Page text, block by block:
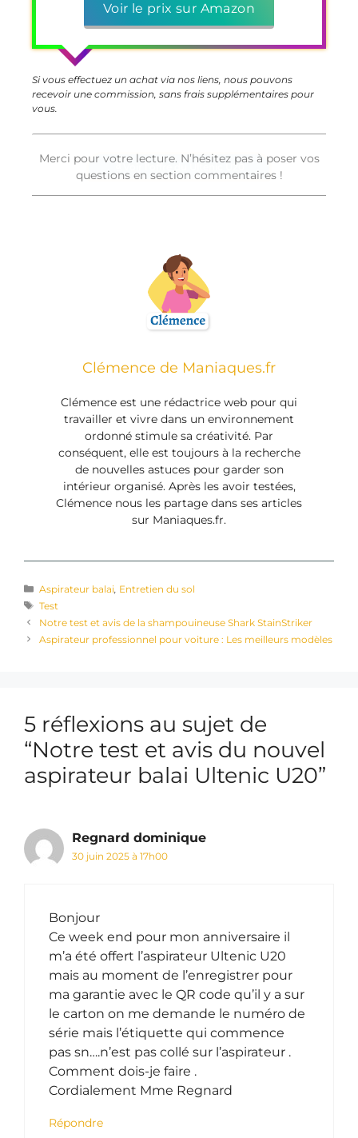
Voir le prix sur Amazon
Si vous effectuez un achat via nos liens, nous pouvons
recevoir une commission, sans frais supplémentaires pour
vous.
Voir l'offre du Ultenic U20
Merci pour votre lecture. N’hésitez pas à poser vos
questions en section commentaires !
Clémence de Maniaques.fr
Clémence est une rédactrice web pour qui
travailler et vivre dans un environnement
ordonné stimule sa créativité. Par
conséquent, elle est toujours à la recherche
de nouvelles astuces pour garder son
intérieur organisé. Après les avoir testées,
Clémence nous les partage dans ses articles
sur Maniaques.fr.
Aspirateur balai Entretien du sol
Test
Notre test et avis de la shampouineuse Shark StainStriker
Aspirateur professionnel pour voiture : Les meilleurs modèles
5 réflexions au sujet de
“Notre test et avis du nouvel
aspirateur balai Ultenic U20”
Regnard dominique
30 juin 2025 à 17h00
Bonjour
Ce week end pour mon anniversaire il
m’a été offert l’aspirateur Ultenic U20
mais au moment de l’enregistrer pour
ma garantie avec le QR code qu’il y a sur
le carton on me demande le numéro de
série mais l’étiquette qui commence
pas sn….n’est pas collé sur l’aspirateur .
Comment dois-je faire .
Cordialement Mme Regnard
Répondre